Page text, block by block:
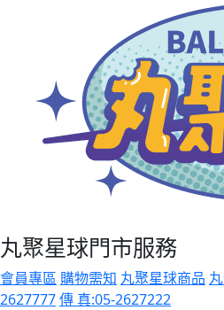
丸聚星球門市服務
會員專區 購物需知 丸聚星球商品
2627777傳 真:05-2627222